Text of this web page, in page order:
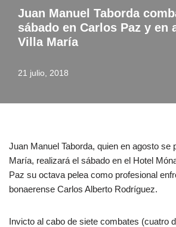
Juan Manuel Taborda
sábado en Carlos Paz y en
Villa María
21 julio, 2018
Juan Manuel Taborda, quien en agosto se
María, realizará el sábado en el Hotel
Paz su octava pelea como profesional
bonaerense Carlos Alberto Rodríguez.
Invicto al cabo de siete combates (cuatro